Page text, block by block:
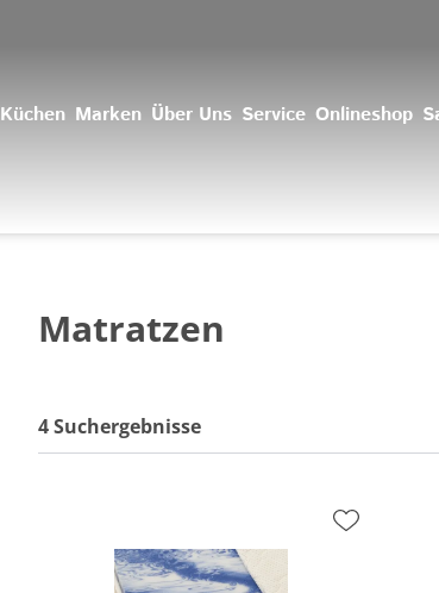
Küchen Marken Über Uns Service Onlineshop
Matratzen
4 Suchergebnisse